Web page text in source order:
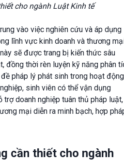
cho ngành Luật Kinh tế
vào việc nghiên cứu và áp dụng
lĩnh vực kinh doanh và thương
sẽ được trang bị kiến thức sâu
đồng thời rèn luyện kỹ năng phân
pháp lý phát sinh trong hoạt động
sinh viên có thể vận dụng
trợ doanh nghiệp tuân thủ pháp luật,
mại diễn ra minh bạch, hợp
cần thiết cho ngành